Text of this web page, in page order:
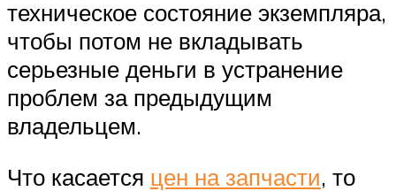
техническое состояние экземпляра,
чтобы потом не вкладывать
серьезные деньги в устранение
проблем за предыдущим
владельцем.
Что касается цен на запчасти, то